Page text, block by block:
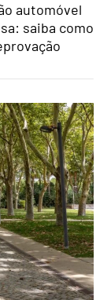
automóvel
saiba como